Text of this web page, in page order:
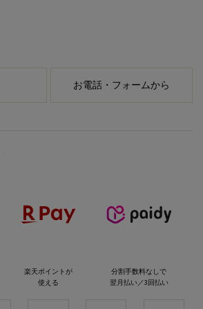
お電話・フォームから
楽天ポイントが
使える
分割手数料なしで
翌月払い／3回払い